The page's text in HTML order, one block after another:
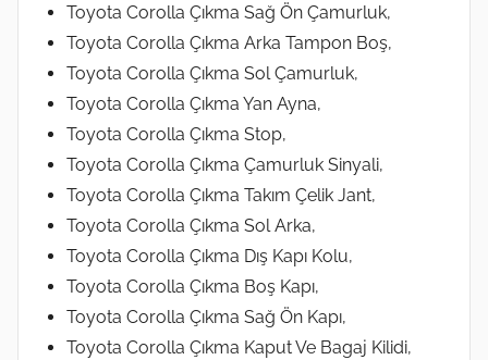
Toyota Corolla Çıkma Sağ Ön Çamurluk,
Toyota Corolla Çıkma Arka Tampon Boş,
Toyota Corolla Çıkma Sol Çamurluk,
Toyota Corolla Çıkma Yan Ayna,
Toyota Corolla Çıkma Stop,
Toyota Corolla Çıkma Çamurluk Sinyali,
Toyota Corolla Çıkma Takım Çelik Jant,
Toyota Corolla Çıkma Sol Arka,
Toyota Corolla Çıkma Dış Kapı Kolu,
Toyota Corolla Çıkma Boş Kapı,
Toyota Corolla Çıkma Sağ Ön Kapı,
Toyota Corolla Çıkma Kaput Ve Bagaj Kilidi,